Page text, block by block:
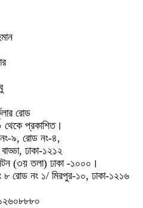
রোড
প্রকাশিত।
৯, রোড নং-৪,
ঢাকা-১২১২
(৩য় তলা) ঢাকা -১০০০।
৮ রোড নং ১/ মিরপুর-১০, ঢাকা-১২১৬